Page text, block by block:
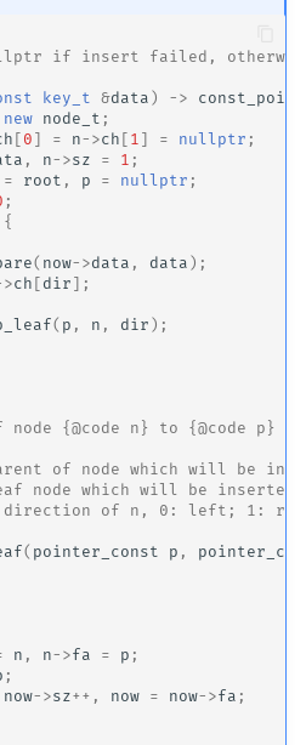
if insert failed,
key_t &data ) ->
new node_t ;
[ 0 ] = n->ch [ 1 ] = nullptr ;
, n->sz = 1 ;
= root , p = nullptr ;
;
{
( now->data , data );
ch [ dir ];
( p , n , dir );
node {@code n} to {@code p}
of node which will be
node which will be inserted
of n, 0: left; 1:
( pointer_const p ,
n , n->fa = p ;
;
now->sz++ , now = now->fa ;